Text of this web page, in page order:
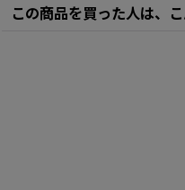
この商品を買った人は、